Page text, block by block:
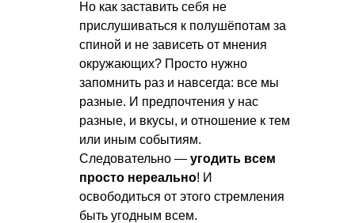
Но как заставить себя не
прислушиваться к полушёпотам за
спиной и не зависеть от мнения
окружающих? Просто нужно
запомнить раз и навсегда: все мы
разные. И предпочтения у нас
разные, и вкусы, и отношение к тем
или иным событиям.
Следовательно — угодить всем
просто нереально! И
освободиться от этого стремления
быть угодным всем.